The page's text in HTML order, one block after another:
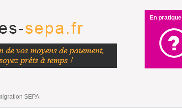
En pratique
SEPA